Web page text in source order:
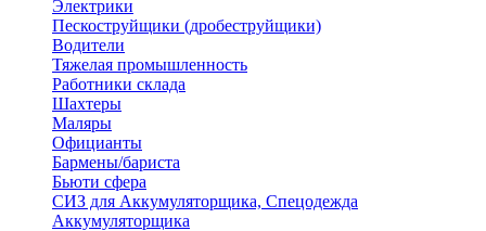
Электрики
Пескоструйщики (дробеструйщики)
Водители
Тяжелая промышленность
Работники склада
Шахтеры
Маляры
Официанты
Бармены/бариста
Бьюти сфера
СИЗ для Аккумуляторщика, Спецодежда
Аккумуляторщика